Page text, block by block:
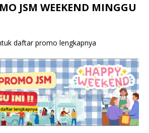
JSM WEEKEND MINGGU
daftar promo lengkapnya